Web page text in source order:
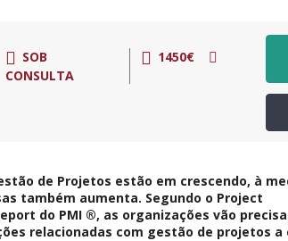
SOB
CONSULTA
1450€
de Projetos estão em crescendo, à
também aumenta. Segundo o Project
do PMI ®, as organizações vão
relacionadas com gestão de projetos a